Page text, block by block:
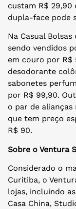
custam R$
dupla-face pode
Na Casual
sendo vendidos
em couro por R$
desodorante
sabonetes
por R$ 99,90.
o par de
que tem preço
R$ 90.
Sobre o Ventura
Considerado o
Curitiba, o
lojas, incluindo
Casa China,